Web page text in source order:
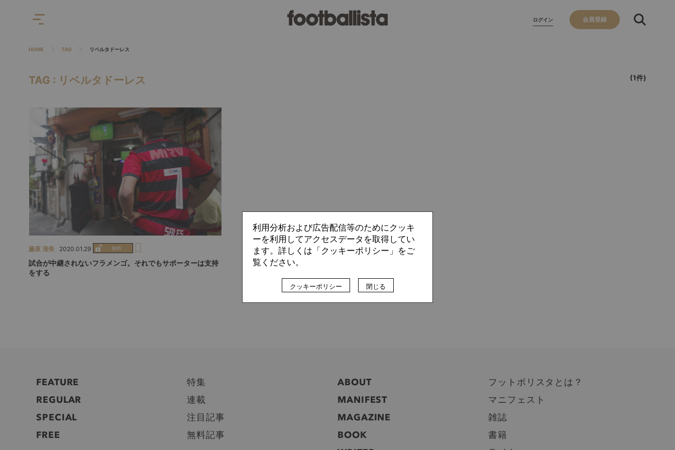
ログイン 会員登録
HOME TAG リベルタドーレス
TAG : リベルタドーレス (1件)
藤原 清美 2020.01.29
試合が中継されないフラメンゴ。それでもサポーターは支持
をする
FEATURE
特集
REGULAR
連載
SPECIAL
注目記事
FREE
無料記事
ABOUT
フットボリスタとは？
MANIFEST
マニフェスト
MAGAZINE
雑誌
BOOK
書籍
利用分析および広告配信等のためにクッキ
ーを利用してアクセスデータを取得してい
ます。詳しくは「クッキーポリシー」をご
覧ください。
クッキーポリシー 閉じる